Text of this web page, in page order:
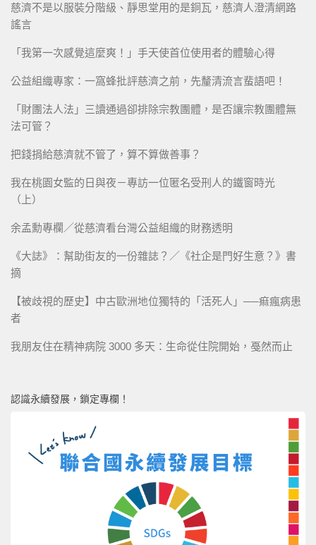
慈濟不是以服裝分階級、靜思堂用的是銅瓦，慈濟人澄清網路
謠言
「我第一次感覺這麼爽！」手天使首位使用者的體驗心得
公益組織專家：一窩蜂批評慈濟之前，先釐清流言蜚語吧！
「財團法人法」三讀通過卻排除宗教團體，是否讓宗教團體無
法可管？
把錢捐給慈濟就不管了，算不算做善事？
我在桃園女監的日與夜－專訪一位匿名受刑人的鐵窗時光
（上）
余孟勳專欄／從慈濟看台灣公益組織的財務透明
《大誌》：幫助街友的一份雜誌？／《社企是門好生意？》書
摘
【被歧視的歷史】中古歐洲地位獨特的「活死人」──痲瘋病患
者
我朋友住在精神病院 3000 多天：生命從住院開始，戞然而止
認識永續發展，鎖定專欄！